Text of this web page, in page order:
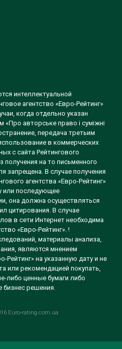
интеллектуальной
агентство «Евро-Рейтинг»
когда отдельно указан
авторське право і суміжні
передача третьим
в коммерческих
с сайта Рейтингового
получения на то письменного
запрещена. В случае получения
агентства «Евро-Рейтинг»
или последующее
она должна осуществляться
цитирования. В случае
в сети Интернет необходима
«Евро-Рейтинг». !
материалы анализа,
являются мнением
Рейтинг» на указанную дату и не
или рекомендацией покупать,
либо ценные бумаги либо
бизнес решения.
Euro-rating.com.ua